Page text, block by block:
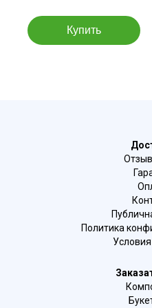
Политика